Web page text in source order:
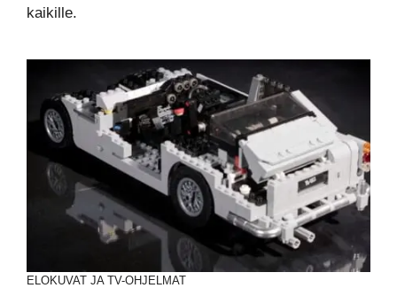
kaikille.
ELOKUVAT JA TV-OHJELMAT